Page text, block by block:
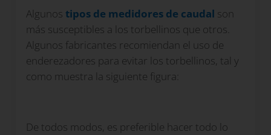
Algunos tipos de medidores de caudal son
más susceptibles a los torbellinos que otros.
Algunos fabricantes recomiendan el uso de
enderezadores para evitar los torbellinos, tal y
como muestra la siguiente figura:
De todos modos, es preferible hacer todo lo